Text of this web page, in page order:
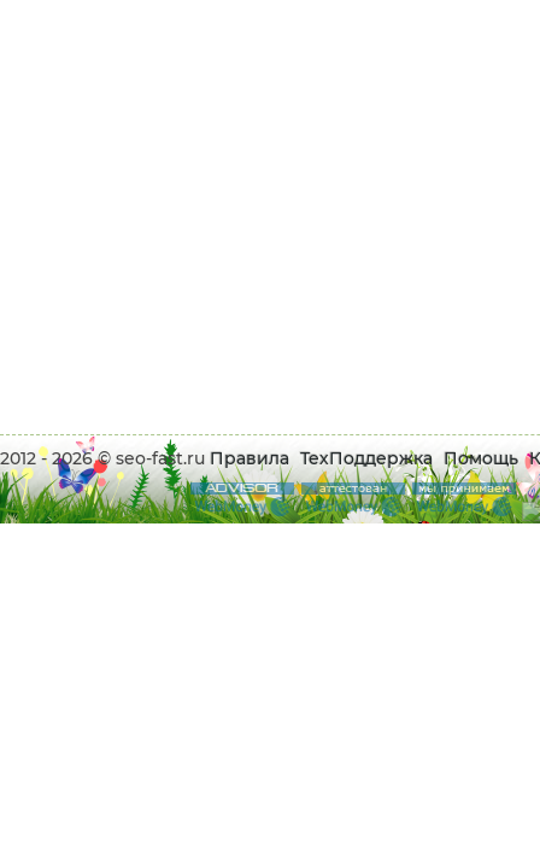
2012 - 2026 © seo-fast.ru Правила ТехПоддержка Помощь